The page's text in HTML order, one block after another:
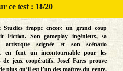
ce test : 18/20
Studios frappe encore un grand coup
Fiction. Son gameplay ingénieux, sa
artistique soignée et son scénario
en font un incontournable pour les
de jeux coopératifs. Josef Fares prouve
plus qu’il est l’un des maîtres du genre.